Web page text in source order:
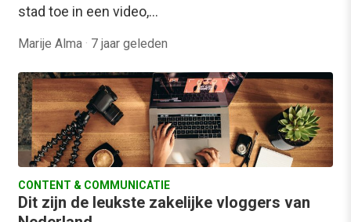
stad toe in een video,…
Marije Alma · 7 jaar geleden
CONTENT & COMMUNICATIE
Dit zijn de leukste zakelijke vloggers van